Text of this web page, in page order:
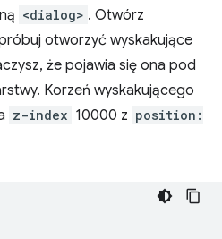
<dialog> . Otwórz
otworzyć wyskakujące
że pojawia się ona pod
Korzeń wyskakującego
z-index 10000 z position: